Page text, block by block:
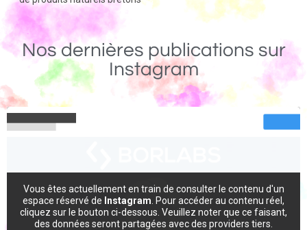
Nos dernières publications sur
Instagram
Vous êtes actuellement en train de consulter le contenu d'un
espace réservé de Instagram . Pour accéder au contenu réel,
cliquez sur le bouton ci-dessous. Veuillez noter que ce faisant,
des données seront partagées avec des providers tiers.